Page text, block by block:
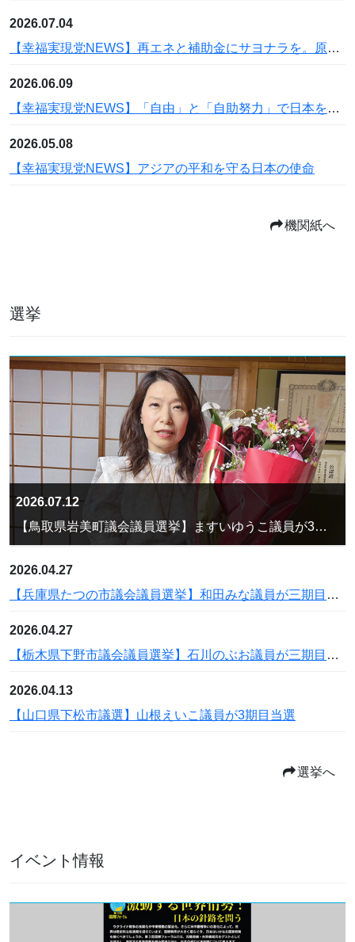
2026.07.04
【幸福実現党NEWS】再エネと補助金にサヨナラを。原発と石炭火力で電気代を下げよう
2026.06.09
【幸福実現党NEWS】「自由」と「自助努力」で日本を豊かに
2026.05.08
【幸福実現党NEWS】アジアの平和を守る日本の使命
機関紙へ
選挙
2026.07.12
【鳥取県岩美町議会議員選挙】ますいゆうこ議員が3期目の当選
2026.04.27
【兵庫県たつの市議会議員選挙】和田みな議員が三期目の当選
2026.04.27
【栃木県下野市議会議員選挙】石川のぶお議員が三期目の当選
2026.04.13
【山口県下松市議選】山根えいこ議員が3期目当選
選挙へ
イベント情報